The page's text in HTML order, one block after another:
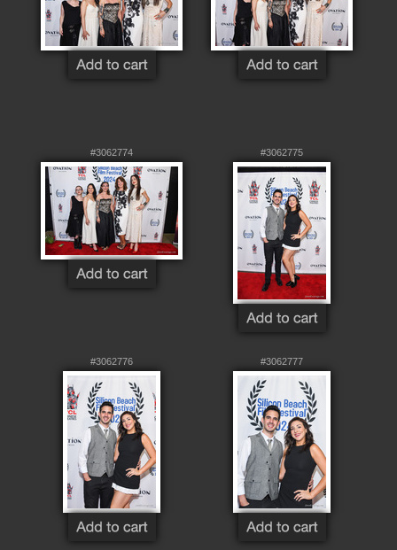
#3062774 #3062775
#3062776 #3062777